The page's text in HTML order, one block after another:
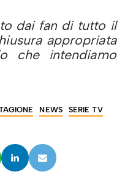
dai fan di tutto il
appropriata
che intendiamo
NEWS
SERIE TV